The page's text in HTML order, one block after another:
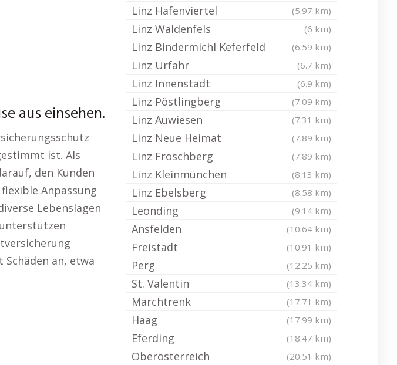
aus einsehen.
ist. Als
den Kunden
Anpassung
Lebenslagen
an, etwa
Linz Hafenviertel (5.97 km)
Linz Waldenfels (6 km)
Linz Bindermichl Keferfeld (6.59 km)
Linz Urfahr (6.7 km)
Linz Innenstadt (6.9 km)
Linz Pöstlingberg (7.09 km)
Linz Auwiesen (7.31 km)
Linz Neue Heimat (7.89 km)
Linz Froschberg (7.89 km)
Linz Kleinmünchen (8.13 km)
Linz Ebelsberg (8.58 km)
Leonding (9.14 km)
Ansfelden (10.64 km)
Freistadt (10.91 km)
Perg (12.25 km)
St. Valentin (13.34 km)
Marchtrenk (17.71 km)
Haag (17.99 km)
Eferding (18.47 km)
Oberösterreich (20.51 km)